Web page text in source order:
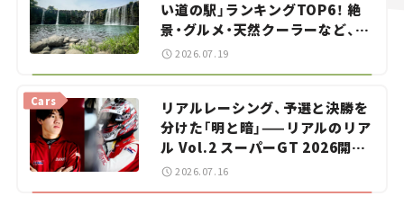
い道の駅」ランキングTOP6！ 絶
景・グルメ・天然クーラーなど、避
暑におすすめのスポットを紹介
【道の駅マニアの推し駅ガイド】
2026.07.19
リアルレーシング、予選と決勝を
分けた「明と暗」——リアルのリア
ル Vol.2 スーパーGT 2026開幕
戦 岡山国際サーキット
Cars
2026.07.16